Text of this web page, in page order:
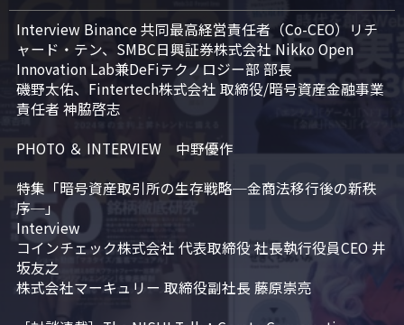
Interview Binance 共同最高経営責任者（Co-CEO）リチ
ャード・テン、SMBC日興証券株式会社 Nikko Open
Innovation Lab兼DeFiテクノロジー部 部長
磯野太佑、Fintertech株式会社 取締役/暗号資産金融事業
責任者 神脇啓志
PHOTO ＆ INTERVIEW　中野優作
特集「暗号資産取引所の生存戦略─金商法移行後の新秩
序─」
Interview
コインチェック株式会社 代表取締役 社長執行役員CEO 井
坂友之
株式会社マーキュリー 取締役副社長 藤原崇亮